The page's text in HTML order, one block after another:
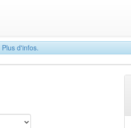
Plus d'infos.